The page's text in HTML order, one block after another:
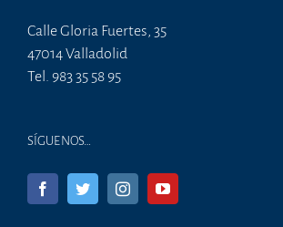
Calle Gloria Fuertes, 35
47014 Valladolid
Tel. 983 35 58 95
SÍGUENOS…